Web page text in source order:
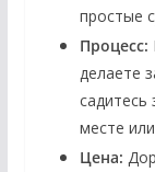
простые
Процесс:
делаете
месте
Цена: